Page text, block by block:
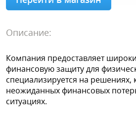
Описание:
Компания предоставляет
финансовую защиту для
специализируется на
неожиданных финансовых
ситуациях.